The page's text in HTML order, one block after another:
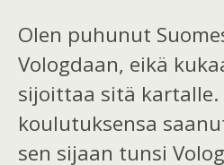
Olen puhunut
Vologdaan, eikä
sijoittaa sitä kartalle.
koulutuksensa sa
sen sijaan tunsi